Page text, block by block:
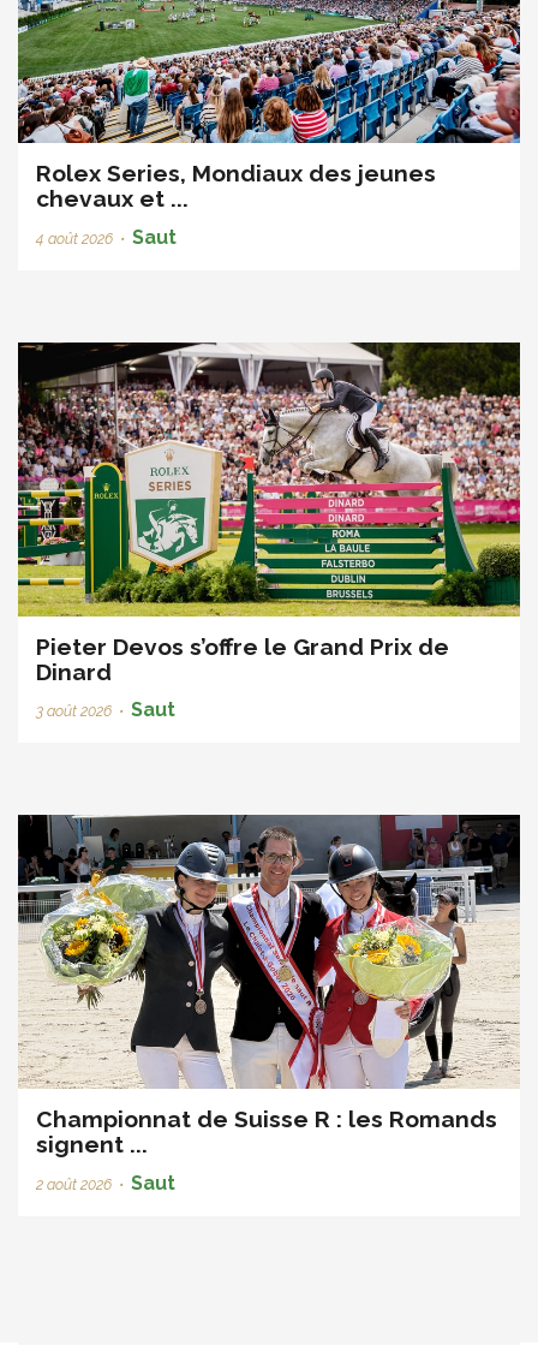
Rolex Series, Mondiaux des jeunes
chevaux et ...
4 août 2026 • Saut
Pieter Devos s’offre le Grand Prix de
Dinard
3 août 2026 • Saut
Championnat de Suisse R : les Romands
signent ...
2 août 2026 • Saut